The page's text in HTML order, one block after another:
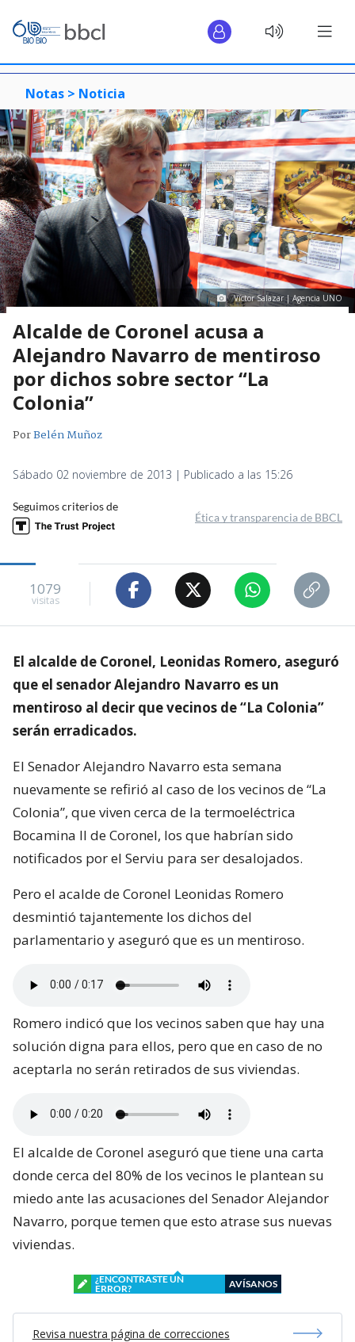
Notas > Noticia
Víctor Salazar | Agencia UNO
Alcalde de Coronel acusa a
Alejandro Navarro de mentiroso
por dichos sobre sector “La
Colonia”
PorBelén Muñoz
Sábado 02 noviembre de 2013 | Publicado a las 15:26
Seguimos criterios de
Ética y transparencia de BBCL
1079
visitas
El alcalde de Coronel, Leonidas Romero, aseguró
que el senador Alejandro Navarro es un
mentiroso al decir que vecinos de “La Colonia”
serán erradicados.
El Senador Alejandro Navarro esta semana
nuevamente se refirió al caso de los vecinos de “La
Colonia”, que viven cerca de la termoeléctrica
Bocamina II de Coronel, los que habrían sido
notificados por el Serviu para ser desalojados.
Pero el acalde de Coronel Leonidas Romero
desmintió tajantemente los dichos del
parlamentario y aseguró que es un mentiroso.
Romero indicó que los vecinos saben que hay una
solución digna para ellos, pero que en caso de no
aceptarla no serán retirados de sus viviendas.
El alcalde de Coronel aseguró que tiene una carta
donde cerca del 80% de los vecinos le plantean su
miedo ante las acusaciones del Senador Alejandor
Navarro, porque temen que esto atrase sus nuevas
viviendas.
¿ENCONTRASTE UN
ERROR?
AVÍSANOS
Revisa nuestra página de correcciones